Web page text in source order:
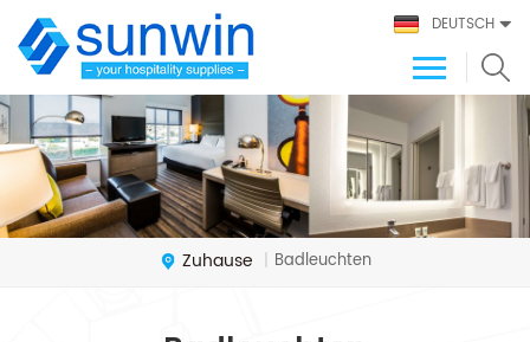
DEUTSCH
Zuhause | Badleuchten